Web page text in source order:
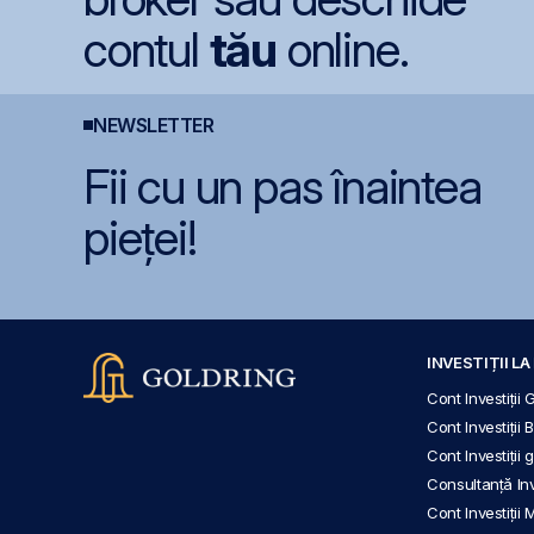
contul tău online.
NEWSLETTER
Fii cu un pas înaintea
pieței!
INVESTIȚII LA
Cont Investiții
Cont Investiții
Cont Investiții
Consultanță
Cont Investiții